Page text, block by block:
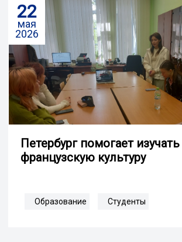
22
мая
2026
Петербург помогает изучать
французскую культуру
Образование Студенты